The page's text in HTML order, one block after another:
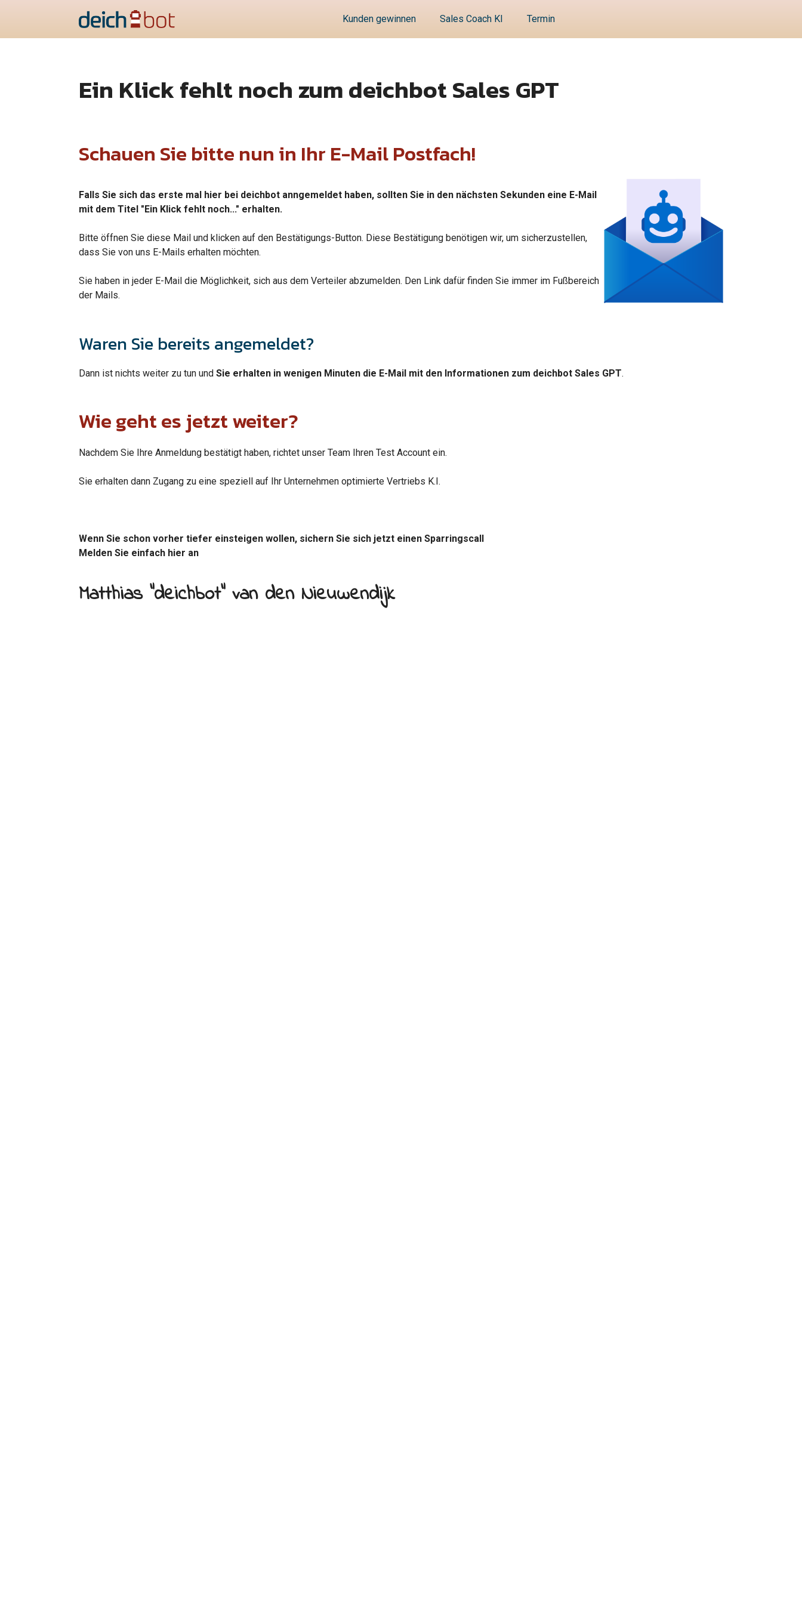
Kunden gewinnen Sales Coach KI Termin
Ein Klick fehlt noch zum deichbot Sales GPT
Schauen Sie bitte nun in Ihr E-Mail Postfach!
Falls Sie sich das erste mal hier bei deichbot anngemeldet haben, sollten Sie in den nächsten Sekunden eine E-Mail
mit dem Titel "Ein Klick fehlt noch..." erhalten.
Bitte öffnen Sie diese Mail und klicken auf den Bestätigungs-Button. Diese Bestätigung benötigen wir, um sicherzustellen,
dass Sie von uns E-Mails erhalten möchten.
Sie haben in jeder E-Mail die Möglichkeit, sich aus dem Verteiler abzumelden. Den Link dafür finden Sie immer im Fußbereich
der Mails.
Waren Sie bereits angemeldet?
Dann ist nichts weiter zu tun und Sie erhalten in wenigen Minuten die E-Mail mit den Informationen zum deichbot Sales GPT.
Wie geht es jetzt weiter?
Nachdem Sie Ihre Anmeldung bestätigt haben, richtet unser Team Ihren Test Account ein.
Sie erhalten dann Zugang zu eine speziell auf Ihr Unternehmen optimierte Vertriebs K.I.
Wenn Sie schon vorher tiefer einsteigen wollen, sichern Sie sich jetzt einen Sparringscall
Melden Sie einfach hier an
Matthias "deichbot" van den Nieuwendijk